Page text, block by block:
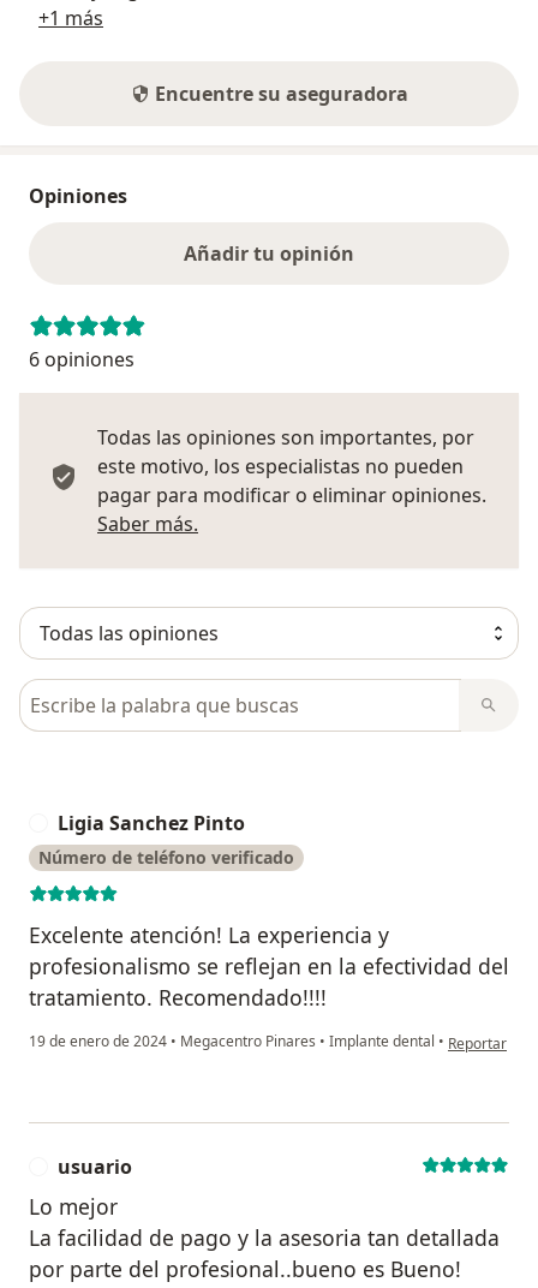
+1 más
Encuentre su aseguradora
Opiniones
Añadir tu opinión
6 opiniones
Todas las opiniones son importantes, por
este motivo, los especialistas no pueden
pagar para modificar o eliminar opiniones.
Saber más.
Busca en opiniones
Ligia Sanchez Pinto
Número de teléfono verificado
Excelente atención! La experiencia y
profesionalismo se reflejan en la efectividad del
tratamiento. Recomendado!!!!
19 de enero de 2024 • Megacentro Pinares • Implante dental • en opinión
Reportar
usuario
Lo mejor
La facilidad de pago y la asesoria tan detallada
por parte del profesional..bueno es Bueno!